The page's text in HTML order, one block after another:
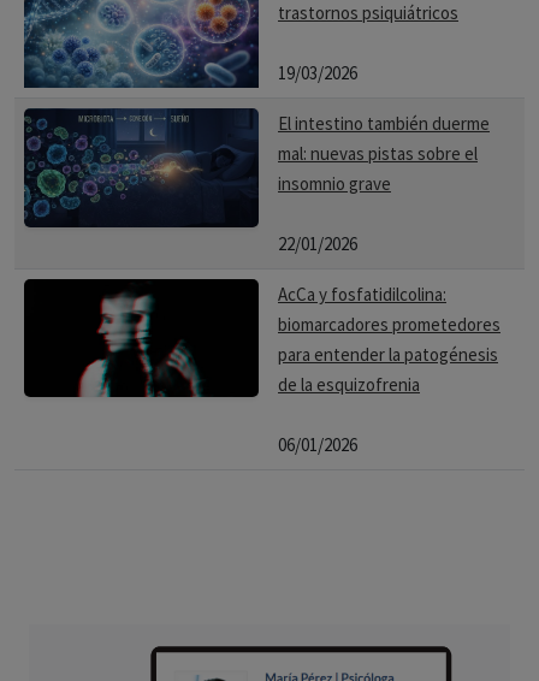
trastornos psiquiátricos
19/03/2026
El intestino también duerme
mal: nuevas pistas sobre el
insomnio grave
22/01/2026
AcCa y fosfatidilcolina:
biomarcadores prometedores
para entender la patogénesis
de la esquizofrenia
06/01/2026